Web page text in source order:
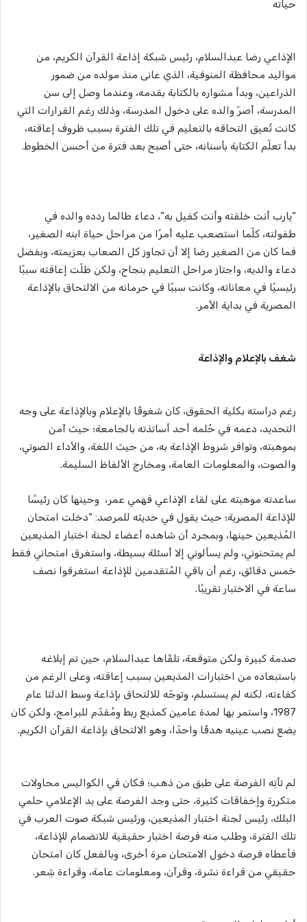
حياته
الإذاعي رضا عبدالسلام، رئيس شبكة إذاعة القرآن الكريم، من
مواليد محافظة المنوفية، الذي عانى منذ مولده من ضمور
الذراعين، وبدأ مشواره بالكتابة بقدمه، وعندما وصل إلى سن
المدرسة، أصرّ والده على دخول المدرسة، وذلك رغم القرارات التي
كانت تُعيق التحاقه بالتعليم في تلك الفترة بسبب ظروف إعاقته،
بدأ تعلّم الكتابة بأسنانه، حتى أصبح بعد فترة من أحسن الخطوط.
“يارب أنت خلقته وأنت كفيل به”، دعاء طالما ردده والده في
طفولته، كلّما استصعب عليه أمرًا من مراحل حياة ابنه الصغير،
فما كان من الصغير رضا إلا أن تجاوز كل الصعاب بعزيمته، وبفضل
دعاء والديه، واجتاز مراحل التعليم بنجاح، ولكن ظلّت إعاقته سببًا
رئيسيًا في معاناته، وكانت سببًا في حرمانه من الالتحاق بالإذاعة
المصرية في بداية الأمر.
شغف بالإعلام والإذاعة
رغم دراسته بكلية الحقوق، كان شغوفًا بالإعلام وبالإذاعة على وجه
التحديد، دعمه في حُلمه أحد أساتذته بالجامعة؛ حيث آمن
بموهبته، وتوافر شروط الإذاعة به، من حيث اللغة، والأداء الصوتي،
والصوت، والمعلومات العامة، ومخارج الألفاظ السليمة.
ساعدته موهبته على لقاء الإذاعي فهمي عمر، وحينها كان رئيسًا
للإذاعة المصرية؛ حيث يقول في حديثه للمرصد: “دخلت امتحان
المُذيعين حينها، وبمجرد أن شاهده أعضاء لجنة اختبار المذيعين
لم يمتحنوني، ولم يسألوني إلا أسئلة بسيطة، واستغرق امتحاني فقط
خمس دقائق، رغم أن باقي المُتقدمين للإذاعة استغرقوا نصف
ساعة في الاختبار تقريبًا.
صدمة كبيرة ولكن متوقعة، تلقّاها عبدالسلام، حين تم إبلاغه
باستبعاده من اختبارات المذيعين بسبب إعاقته، وعلى الرغم من
كفاءته، لكنه لم يستسلم، وتوجّه للالتحاق بإذاعة وسط الدلتا عام
1987، واستمر بها لمدة عامين كمذيع ربط ومُقدّم للبرامج، ولكن كان
يضع نصب عينيه هدفًا واحدًا، وهو الالتحاق بإذاعة القرآن الكريم.
لم تأتِه الفرصة على طبق من ذهب؛ فكان في الكواليس محاولات
متكررة وإخفاقات كثيرة، حتى وجد الفرصة على يد الإعلامي حلمي
البلك، رئيس لجنة اختبار المذيعين، ورئيس شبكة صوت العرب في
تلك الفترة، وطلب منه فرصة اختبار حقيقية للانضمام للإذاعة،
فأعطاه فرصة دخول الامتحان مرة أخرى، وبالفعل كان امتحان
حقيقي من قراءة نشرة، وقرآن، ومعلومات عامة، وقراءة شِعر.